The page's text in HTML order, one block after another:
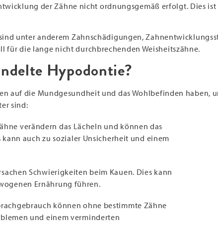
der Zähne nicht ordnungsgemäß erfolgt. Dies ist
unter anderem Zahnschädigungen,
für die lange nicht durchbrechenden Weisheitszähne.
Hypodontie?
auf die Mundgesundheit und das Wohlbefinden haben,
sind:
verändern das Lächeln und können das
auch zu sozialer Unsicherheit und einem
Schwierigkeiten beim Kauen. Dies kann
Ernährung führen.
können ohne bestimmte Zähne
und einem verminderten